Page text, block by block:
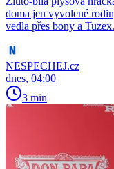
doma jen vyvolené
vedla přes bony a Tuzex.
NESPECHEJ.cz
dnes, 04:00
3 min